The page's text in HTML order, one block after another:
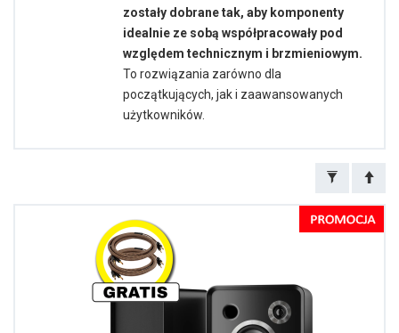
zostały dobrane tak, aby komponenty
idealnie ze sobą współpracowały pod
względem technicznym i brzmieniowym.
To rozwiązania zarówno dla
początkujących, jak i zaawansowanych
użytkowników.